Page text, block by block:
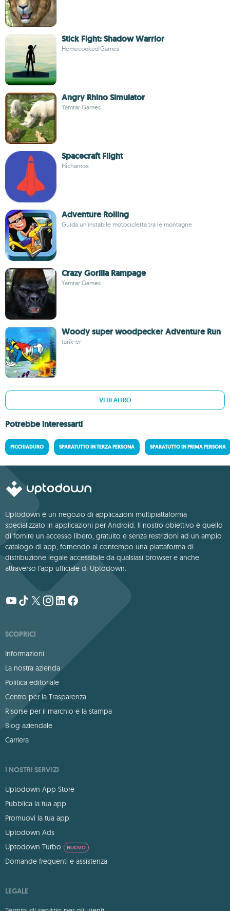
Stick Fight: Shadow Warrior
Homecooked Games
Angry Rhino Simulator
Yamtar Games
Spacecraft Flight
Hichamox
Adventure Rolling
Guida un'instabile motocicletta tra le montagne
Crazy Gorilla Rampage
Yamtar Games
Woody super woodpecker Adventure Run
tarik-er
VEDI ALTRO
Potrebbe interessarti
PICCHIADURO SPARATUTTO IN TERZA PERSONA SPARATUTTO IN PRIMA PERSONA
Uptodown è un negozio di applicazioni multipiattaforma
specializzato in applicazioni per Android. Il nostro obiettivo è quello
di fornire un accesso libero, gratuito e senza restrizioni ad un ampio
catalogo di app, fornendo al contempo una piattaforma di
distribuzione legale accessibile da qualsiasi browser e anche
attraverso l'app ufficiale di Uptodown.
SCOPRICI
Informazioni
La nostra azienda
Politica editoriale
Centro per la Trasparenza
Risorse per il marchio e la stampa
Blog aziendale
Carriera
I NOSTRI SERVIZI
Uptodown App Store
Pubblica la tua app
Promuovi la tua app
Uptodown Ads
Uptodown Turbo
NUOVO
Domande frequenti e assistenza
LEGALE